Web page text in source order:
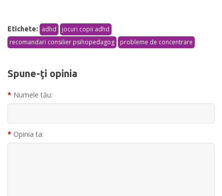
Etichete: adhd
jocuri copii adhd
recomandari consilier psihopedagog
probleme de concentrare
Spune-ţi opinia
Numele tău:
Opinia ta: